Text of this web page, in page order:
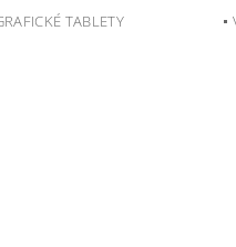
TABLETY